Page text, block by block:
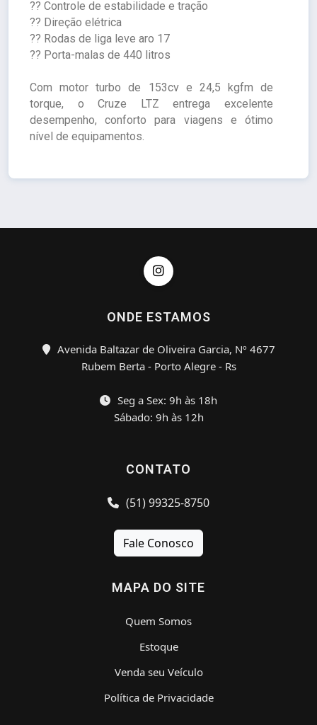
?? Controle de estabilidade e tração
?? Direção elétrica
?? Rodas de liga leve aro 17
?? Porta-malas de 440 litros
Com motor turbo de 153cv e 24,5 kgfm de
torque, o Cruze LTZ entrega excelente
desempenho, conforto para viagens e ótimo
nível de equipamentos.
ONDE ESTAMOS
Avenida Baltazar de Oliveira Garcia, Nº 4677
Rubem Berta - Porto Alegre - Rs
Seg a Sex: 9h às 18h
Sábado: 9h às 12h
CONTATO
(51) 99325-8750
Fale Conosco
MAPA DO SITE
Quem Somos
Estoque
Venda seu Veículo
Política de Privacidade